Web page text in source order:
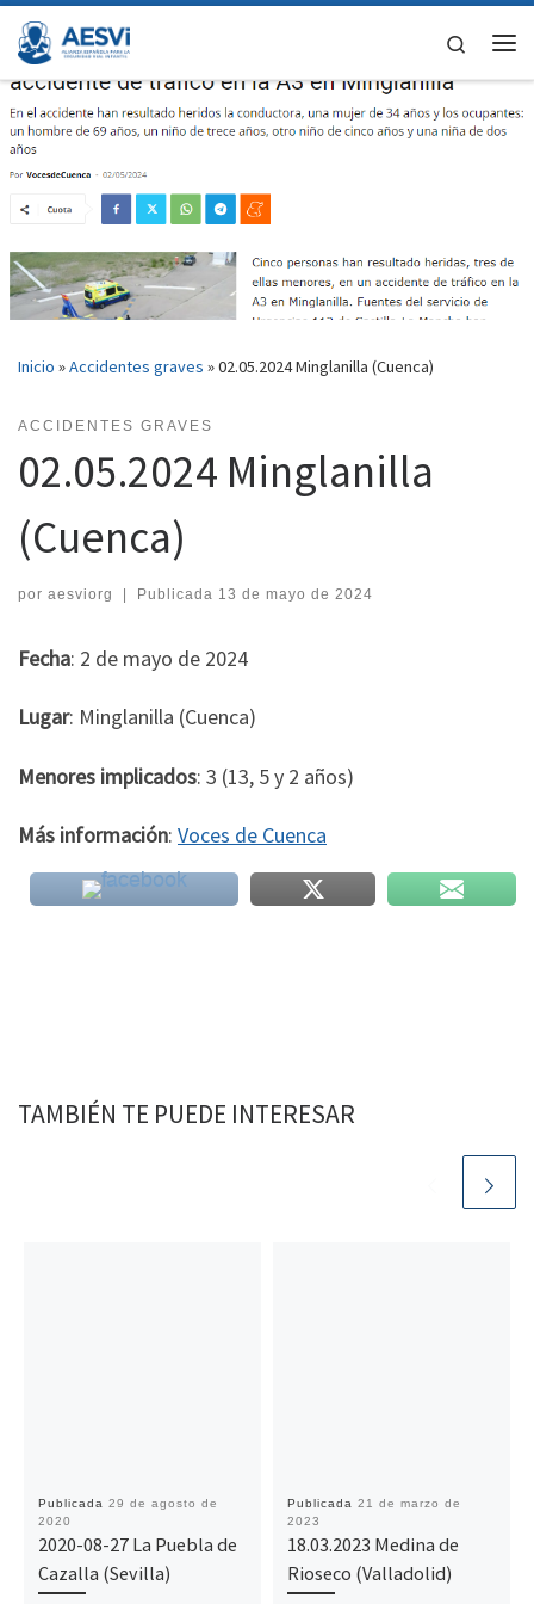
Saltar al contenido
Search
Inicio »Accidentes graves »02.05.2024 Minglanilla (Cuenca)
ACCIDENTES GRAVES
02.05.2024 Minglanilla
(Cuenca)
por aesviorg | Publicada 13 de mayo de 2024
Fecha: 2 de mayo de 2024
Lugar: Minglanilla (Cuenca)
Menores implicados: 3 (13, 5 y 2 años)
Más información: Voces de Cuenca
TAMBIÉN TE PUEDE INTERESAR
Publicada 29 de agosto de
2020
2020-08-27 La Puebla de
Cazalla (Sevilla)
Publicada 21 de marzo de
2023
18.03.2023 Medina de
Rioseco (Valladolid)